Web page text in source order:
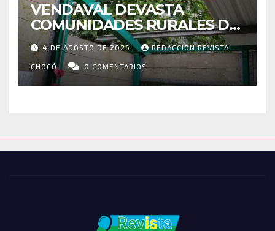
VENDAVAL DEVASTA
COMUNIDADES RURALES DE
RIOSUCIO: ESCUELAS,
VIVIENDAS Y CEMENTERIO
ENTRE LOS AFECTADOS
4 DE AGOSTO DE 2026 REDACCIÓN REVISTA
CHOCÓ 0 COMENTARIOS